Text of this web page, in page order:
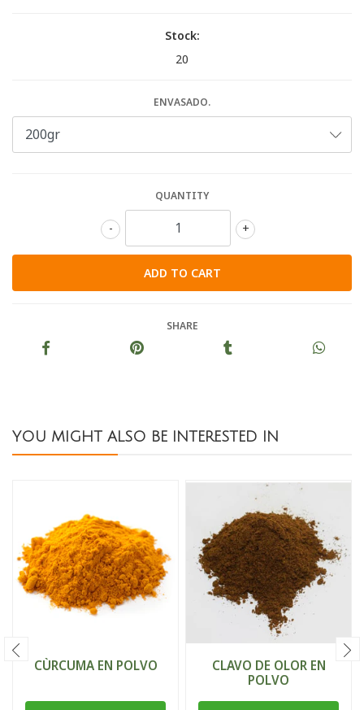
Stock:
20
ENVASADO.
QUANTITY
+
-
SHARE
YOU MIGHT ALSO BE INTERESTED IN
CÙRCUMA EN POLVO
CLAVO DE OLOR EN
POLVO